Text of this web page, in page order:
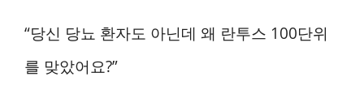
“당신 당뇨 환자도 아닌데 왜 란투스 100단위
를 맞았어요?”